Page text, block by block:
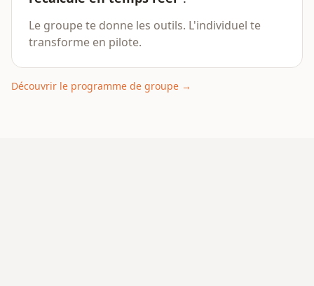
Le groupe te donne les outils. L'individuel te
transforme en pilote.
Découvrir le programme de groupe →